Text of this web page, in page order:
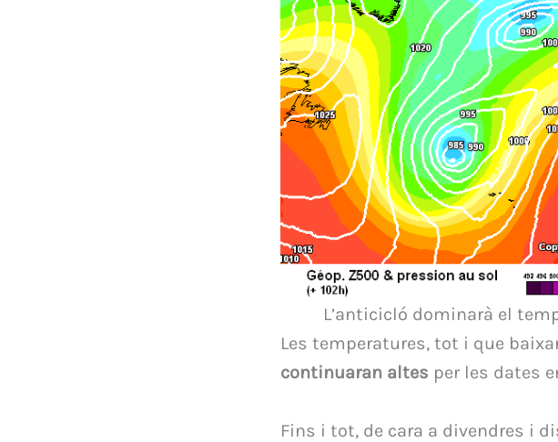
L’anticicló dominarà el
Les temperatures, tot i que
continuaran altes per les dates
Fins i tot, de cara a divendres i